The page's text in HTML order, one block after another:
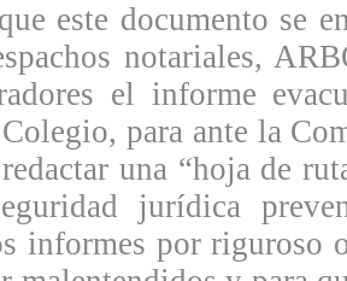
este documento se
notariales,
el informe
para ante la
una “hoja de
jurídica
informes por riguroso